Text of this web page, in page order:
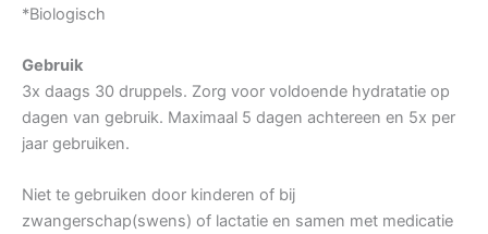
*Biologisch
Gebruik
3x daags 30 druppels. Zorg voor voldoende hydratatie op
dagen van gebruik. Maximaal 5 dagen achtereen en 5x per
jaar gebruiken.
Niet te gebruiken door kinderen of bij
zwangerschap(swens) of lactatie en samen met medicatie